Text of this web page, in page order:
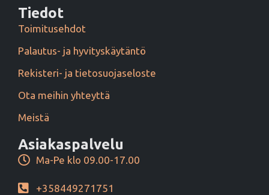
Tiedot
Toimitusehdot
Palautus- ja hyvityskäytäntö
Rekisteri- ja tietosuojaseloste
Ota meihin yhteyttä
Meistä
Asiakaspalvelu
Ma-Pe klo 09.00-17.00
+358449271751